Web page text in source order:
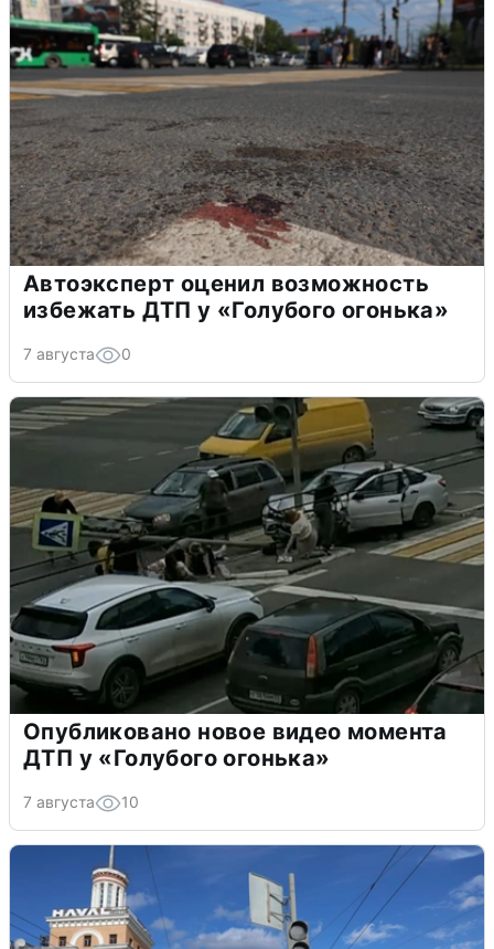
Автоэксперт оценил возможность
избежать ДТП у «Голубого огонька»
7 августа 0
Опубликовано новое видео момента
ДТП у «Голубого огонька»
7 августа 10